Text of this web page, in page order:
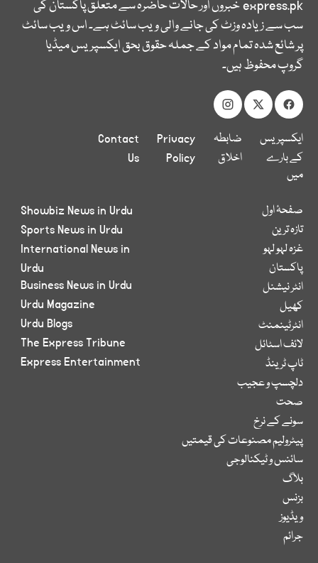
express.pkخبروں اور حالات حاضرہ سے متعلق پاکستان کی
سب سے زیادہ وزٹ کی جانے والی ویب سائٹ ہے۔ اس ویب سائٹ
پر شائع شدہ تمام مواد کے جملہ حقوق بحق ایکسپریس میڈیا
گروپ محفوظ ہیں۔
ایکسپریس
کے بارے
میں
ضابطہ
اخلاق
Privacy
Policy
Contact
Us
صفحۂ اول
تازہ ترین
غزہ لہو لہو
پاکستان
انٹر نیشنل
کھیل
انٹرٹینمنٹ
لائف اسٹائل
ٹاپ ٹرینڈ
دلچسپ و عجیب
صحت
سونے کے نرخ
پیٹرولیم مصنوعات کی قیمتیں
سائنس و ٹیکنالوجی
بلاگ
بزنس
ویڈیوز
جرائم
Showbiz News in Urdu
Sports News in Urdu
International News in
Urdu
Business News in Urdu
Urdu Magazine
Urdu Blogs
The Express Tribune
Express Entertainment